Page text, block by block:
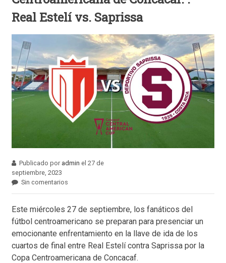
Real Estelí vs. Saprissa
Publicado por admin el 27 de
septiembre, 2023
Sin comentarios
Este miércoles 27 de septiembre, los fanáticos del
fútbol centroamericano se preparan para presenciar un
emocionante enfrentamiento en la llave de ida de los
cuartos de final entre Real Estelí contra Saprissa por la
Copa Centroamericana de Concacaf.